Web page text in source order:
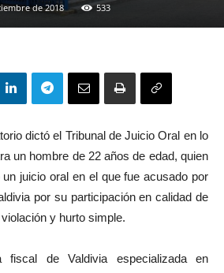
de 2018 533
dictó el Tribunal de Juicio Oral en lo
un hombre de 22 años de edad, quien
juicio oral en el que fue acusado por
por su participación en calidad de
y hurto simple.
fiscal de Valdivia especializada en